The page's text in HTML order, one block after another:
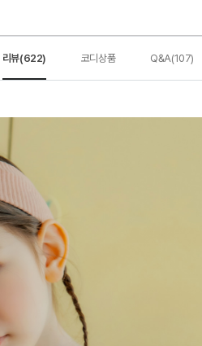
리뷰(622) 코디상품 Q&A(107)